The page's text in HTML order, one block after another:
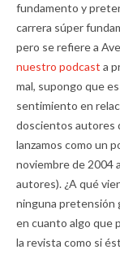
fundamento y
carrera súper
pero se refiere a
nuestro podcast a
mal, supongo que
sentimiento en
doscientos autores
lanzamos como un
noviembre de 2004
autores). ¿A qué
ninguna pretensión
en cuanto algo que
la revista como si